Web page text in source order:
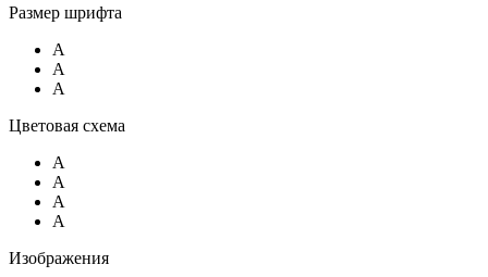
Размер шрифта
A
A
A
Цветовая схема
A
A
A
A
Изображения